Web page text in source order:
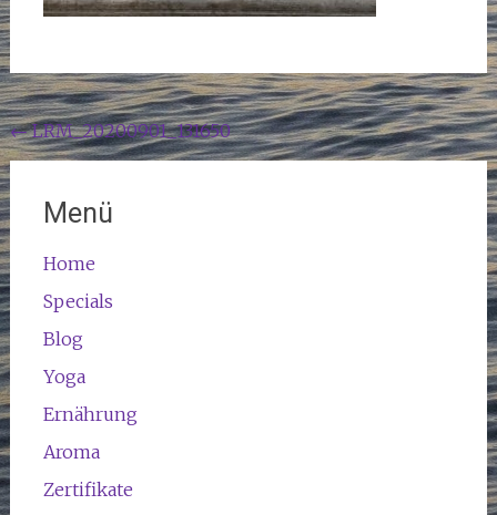
Beitragsnavigation
←LRM_20200901_131650
Menü
Home
Specials
Blog
Yoga
Ernährung
Aroma
Zertifikate